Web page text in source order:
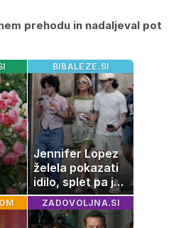
prehodu in nadaljeval pot
o
in
BIBALEZE.SI
Jennifer Lopez
želela pokazati
idilo, splet pa je
razburila ena
stvar
ZADOVOLJNA.SI